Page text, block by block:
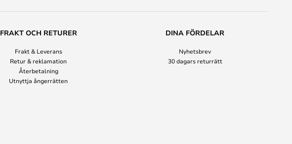
FRAKT OCH RETURER
Frakt & Leverans
Retur & reklamation
Återbetalning
Utnyttja ångerrätten
DINA FÖRDELAR
Nyhetsbrev
30 dagars returrätt